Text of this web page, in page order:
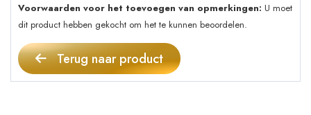
Voorwaarden voor het toevoegen van opmerkingen: U moet
dit product hebben gekocht om het te kunnen beoordelen.
Terug naar product